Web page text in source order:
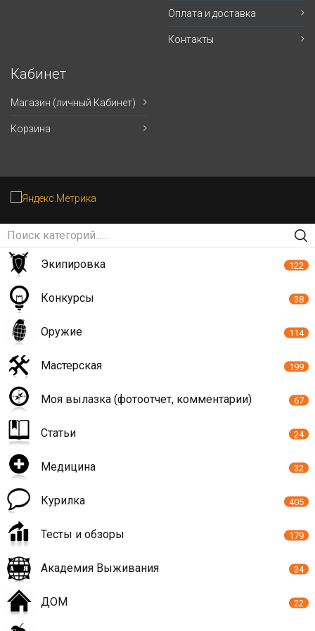
Оплата и доставка
Контакты
Кабинет
Магазин (личный Кабинет)
Корзина
Экипировка 122
Конкурсы 38
Оружие 114
Мастерская 199
Моя вылазка (фотоотчет, комментарии) 67
Статьи 24
Медицина 32
Курилка 405
Тесты и обзоры 179
Академия Выживания 34
ДОМ 22